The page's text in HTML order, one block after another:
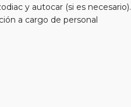
y autocar (si es necesario).
a cargo de personal